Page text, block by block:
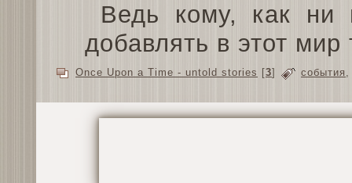
Ведь кому, как ни
добавлять в этот
Once Upon a Time - untold stories [3] события